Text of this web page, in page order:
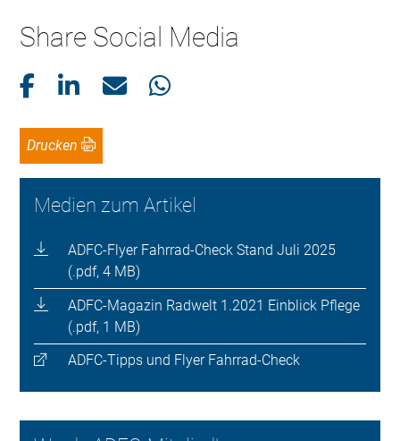
Share Social Media
Drucken
Medien zum Artikel
ADFC-Flyer Fahrrad-Check Stand Juli 2025
(.pdf, 4 MB)
ADFC-Magazin Radwelt 1.2021 Einblick Pflege
(.pdf, 1 MB)
ADFC-Tipps und Flyer Fahrrad-Check